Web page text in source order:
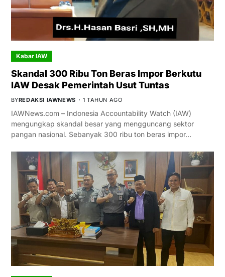
Kabar IAW
Skandal 300 Ribu Ton Beras Impor Berkutu
IAW Desak Pemerintah Usut Tuntas
BYREDAKSI IAWNEWS 1 TAHUN AGO
IAWNews.com – Indonesia Accountability Watch (IAW)
mengungkap skandal besar yang mengguncang sektor
pangan nasional. Sebanyak 300 ribu ton beras impor…